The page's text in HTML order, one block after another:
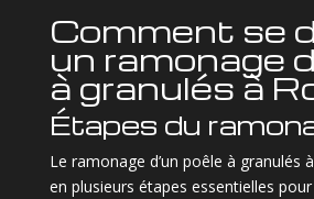
Comment se
un ramonage
à granulés à
Étapes du
Le ramonage d’un poêle à granulés
en plusieurs étapes essentielles